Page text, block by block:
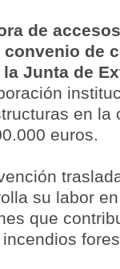
de
de
Junta de
en la
euros.
su labor
que